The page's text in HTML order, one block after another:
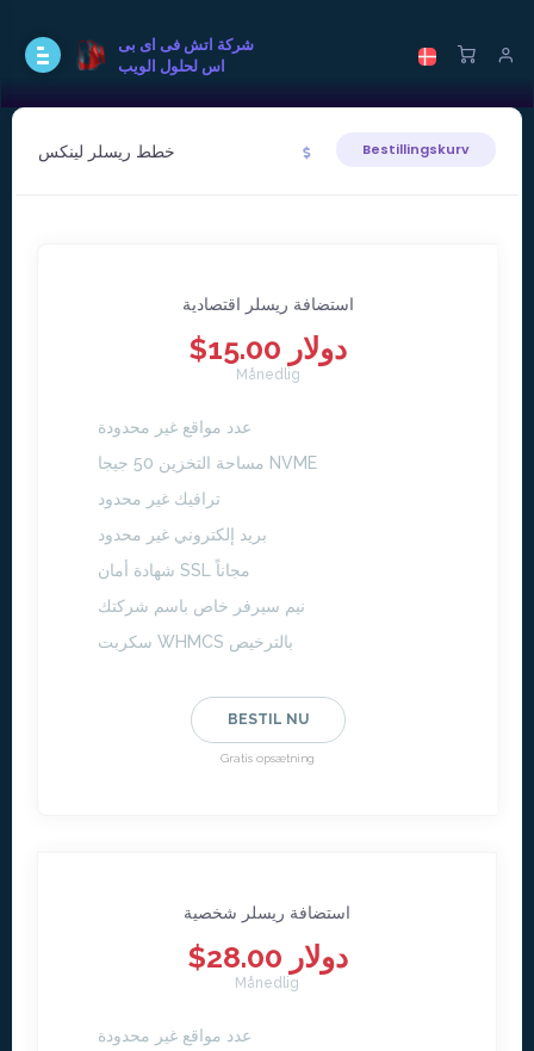
شركة اتش فى اى بى
اس لحلول الويب
خطط ريسلر لينكس Bestillingskurv
استضافة ريسلر اقتصادية
$15.00 دولار
Månedlig
عدد مواقع غير محدودة
مساحة التخزين 50 جيجا NVME
ترافيك غير محدود
بريد إلكتروني غير محدود
شهادة أمان SSL مجاناً
نيم سيرفر خاص باسم شركتك
سكربت WHMCS بالترخيص
BESTIL NU
Gratis opsætning
استضافة ريسلر شخصية
$28.00 دولار
Månedlig
عدد مواقع غير محدودة